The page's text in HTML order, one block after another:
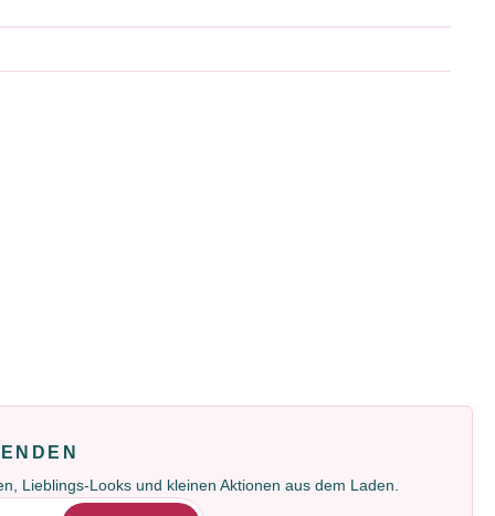
Lieblings-Looks und kleinen Aktionen aus dem Laden.